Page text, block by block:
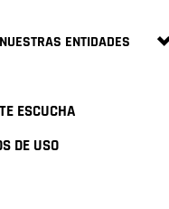
ENTIDADES
ESCUCHA
DE USO